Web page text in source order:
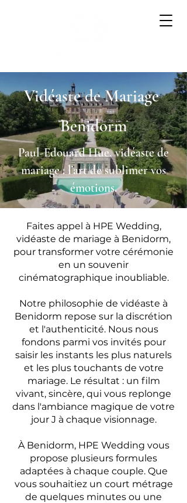
Vidéaste de Mariage
Benidorm
Paul-Edouard Hue, vidéaste de
mariage : l’art de sublimer vos
émotions.
Faites appel à HPE Wedding,
vidéaste de mariage à Benidorm,
pour transformer votre cérémonie
en un souvenir
cinématographique inoubliable.
Notre philosophie de vidéaste à
Benidorm repose sur la discrétion
et l'authenticité. Nous nous
fondons parmi vos invités pour
saisir les instants les plus naturels
et les plus touchants de votre
mariage. Le résultat : un film
vivant, sincère, qui vous replonge
dans l'ambiance magique de votre
jour J à chaque visionnage.
À Benidorm, HPE Wedding vous
propose plusieurs formules
adaptées à chaque couple. Que
vous souhaitiez un court métrage
de quelques minutes ou une